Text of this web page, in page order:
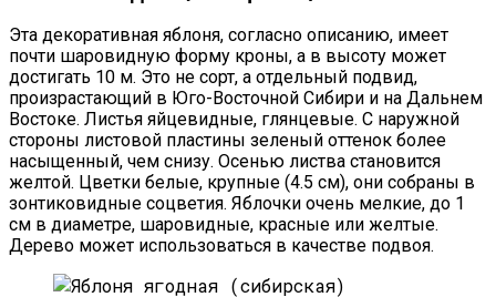
Эта декоративная яблоня, согласно описанию, имеет
почти шаровидную форму кроны, а в высоту может
достигать 10 м. Это не сорт, а отдельный подвид,
произрастающий в Юго-Восточной Сибири и на Дальнем
Востоке. Листья яйцевидные, глянцевые. С наружной
стороны листовой пластины зеленый оттенок более
насыщенный, чем снизу. Осенью листва становится
желтой. Цветки белые, крупные (4.5 см), они собраны в
зонтиковидные соцветия. Яблочки очень мелкие, до 1
см в диаметре, шаровидные, красные или желтые.
Дерево может использоваться в качестве подвоя.